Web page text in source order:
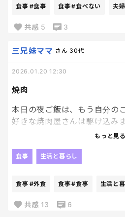
旦那に相談したら、いやいや
か他人事。
食事 #食事 食事#食べない 夫
共感 5 3
焼肉
三兄妹ママ さん 30代
2026.01.20 12:30
本日の夜ご飯は、もう自分の
好きな焼肉屋さんは駆け込み
この日まで外食しなかった！
だから良い加減いいよね！！
もっと見る
食事 生活と暮らし
食事 #外食 食事#食事 生活と
共感 13 6